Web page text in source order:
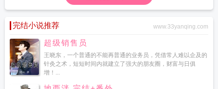
完结小说推荐 www.33yanqing.com
超级销售员
王晓东，一个普通的不能再普通的业务员，凭借常人难以企及的
针灸之术，短短时间内就建立了强大的朋友圈，财富与日俱
增！...